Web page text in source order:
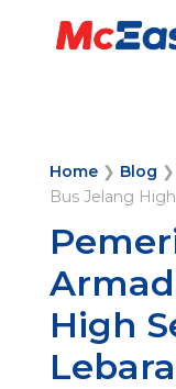
Home❯ Blog ❯
Bus Jelang
High